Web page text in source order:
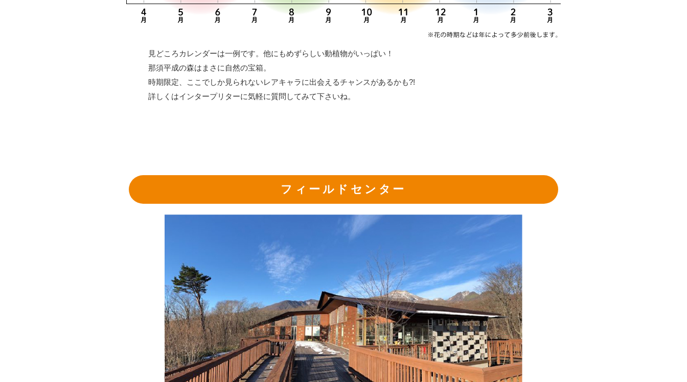
見どころカレンダーは一例です。他にもめずらしい動植物がいっぱい！
那須平成の森はまさに自然の宝箱。
時期限定、ここでしか見られないレアキャラに出会えるチャンスがあるかも?!
詳しくはインタープリターに気軽に質問してみて下さいね。
フィールドセンター